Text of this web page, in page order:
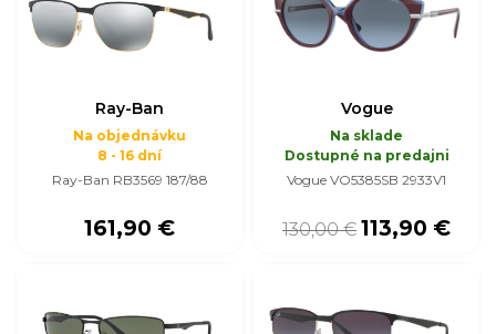
Ray-Ban
Na objednávku
8 - 16 dní
Ray-Ban RB3569 187/88
161,90 €
Vogue
Na sklade
Dostupné na predajni
Vogue VO5385SB 2933V1
130,00 € 113,90 €